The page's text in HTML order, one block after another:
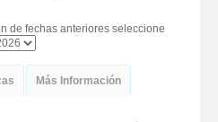
de fechas anteriores seleccione
Más Información